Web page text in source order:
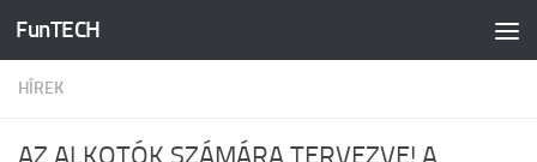
Skip to content
FunTECH
HÍREK